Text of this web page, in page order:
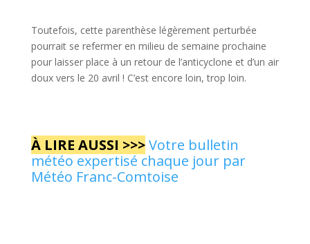
Toutefois, cette parenthèse légèrement perturbée
pourrait se refermer en milieu de semaine prochaine
pour laisser place à un retour de l’anticyclone et d’un air
doux vers le 20 avril ! C’est encore loin, trop loin.
À LIRE AUSSI >>>Votre bulletin
météo expertisé chaque jour par
Météo Franc-Comtoise